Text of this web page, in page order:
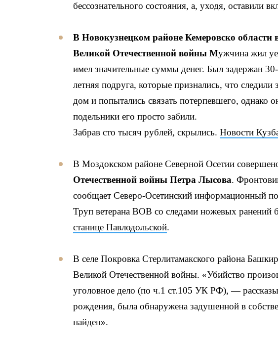
бессознательного состояния, а, уходя, оставили
В Новокузнецком районе Кемеровско области
Великой Отечественной войны Мужчина жил
имел значительные суммы денег. Был задержан
летняя подруга, которые признались, что
дом и попытались связать потерпевшего, однако
подельники его просто забили.
Забрав сто тысяч рублей, скрылись. Новости
В Моздокском районе Северной Осетии
Отечественной войны Петра Лысова.
сообщает Северо-Осетинский информационный
Труп ветерана ВОВ со следами ножевых ранений
станице Павлодольской.
В селе Покровка Стерлитамакского района
Великой Отечественной войны. «Убийство
уголовное дело (по ч.1 ст.105 УК РФ), —
рождения, была обнаружена задушенной в
найден».